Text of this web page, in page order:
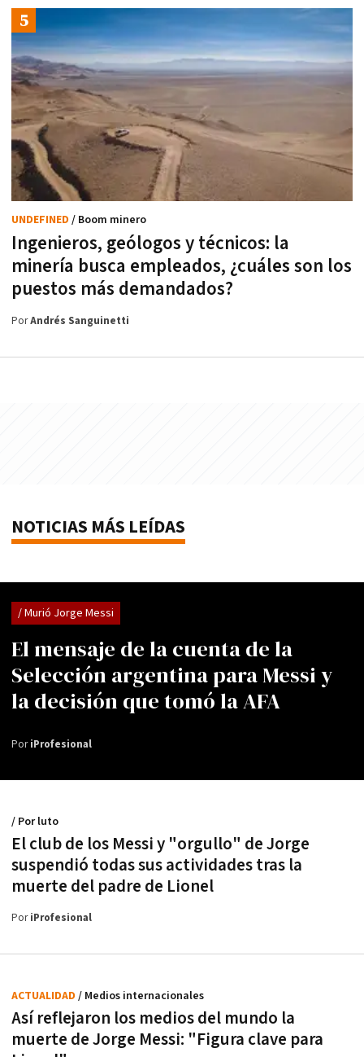
Ingenieros, geólogos y técnicos: la
minería busca empleados, ¿cuáles son los
puestos más demandados?
UNDEFINED / Boom minero
PorAndrés Sanguinetti
NOTICIAS MÁS LEÍDAS
El mensaje de la cuenta de la
Selección argentina para Messi y
la decisión que tomó la AFA
/ Murió Jorge Messi
PoriProfesional
El club de los Messi y "orgullo" de Jorge
suspendió todas sus actividades tras la
muerte del padre de Lionel
/ Por luto
PoriProfesional
Así reflejaron los medios del mundo la
muerte de Jorge Messi: "Figura clave para
ACTUALIDAD / Medios internacionales